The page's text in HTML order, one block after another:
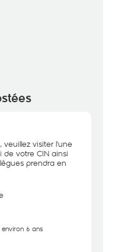
visiter l'une
votre CIN ainsi
prendra en
6 ans